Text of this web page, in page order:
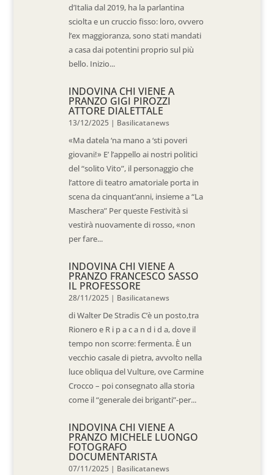
d’Italia dal 2019, ha la parlantina
sciolta e un cruccio fisso: loro, ovvero
l’ex maggioranza, sono stati mandati
a casa dai potentini proprio sul più
bello. Inizio...
INDOVINA CHI VIENE A
PRANZO GIGI PIROZZI
ATTORE DIALETTALE
13/12/2025 | Basilicatanews
«Ma datela ‘na mano a ‘sti poveri
giovani!» E’ l’appello ai nostri politici
del “solito Vito”, il personaggio che
l’attore di teatro amatoriale porta in
scena da cinquant’anni, insieme a “La
Maschera” Per queste Festività si
vestirà nuovamente di rosso, «non
per fare...
INDOVINA CHI VIENE A
PRANZO FRANCESCO SASSO
IL PROFESSORE
28/11/2025 | Basilicatanews
di Walter De Stradis C’è un posto,tra
Rionero e R i p a c a n d i d a, dove il
tempo non scorre: fermenta. È un
vecchio casale di pietra, avvolto nella
luce obliqua del Vulture, ove Carmine
Crocco – poi consegnato alla storia
come il “generale dei briganti”-per...
INDOVINA CHI VIENE A
PRANZO MICHELE LUONGO
FOTOGRAFO
DOCUMENTARISTA
07/11/2025 | Basilicatanews